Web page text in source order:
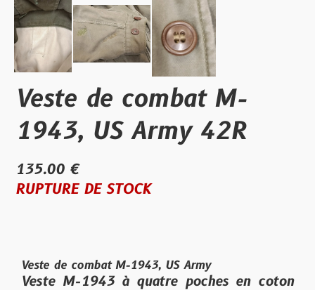
Veste de combat M-
1943, US Army 42R
135.00 €
RUPTURE DE STOCK
Veste de combat M-1943, US Army
Veste M-1943 à quatre poches en coton